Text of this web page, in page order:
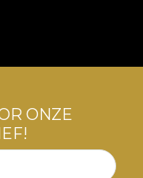
ONZE